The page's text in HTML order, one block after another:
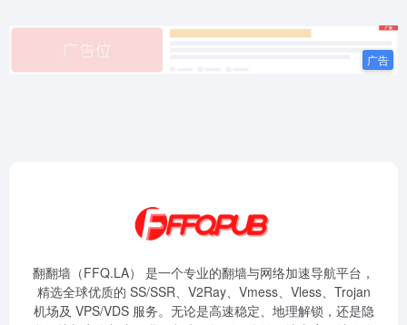
翻翻墙（FFQ.LA） 是一个专业的翻墙与网络加速导航平台，
精选全球优质的 SS/SSR、V2Ray、Vmess、Vless、Trojan
机场及 VPS/VDS 服务。无论是高速稳定、地理解锁，还是隐